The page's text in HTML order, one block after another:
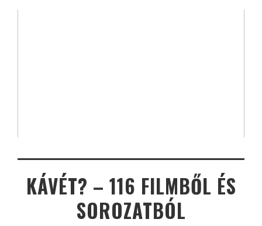
KÁVÉT? – 116 FILMBŐL ÉS
SOROZATBÓL